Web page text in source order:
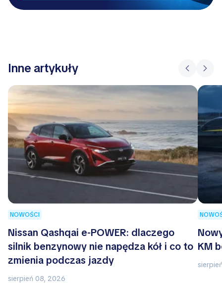
Inne artykuły
NOWOŚCI
Nissan Qashqai e-POWER: dlaczego
silnik benzynowy nie napędza kół i co to
zmienia podczas jazdy
sierpień 08, 2026
KM